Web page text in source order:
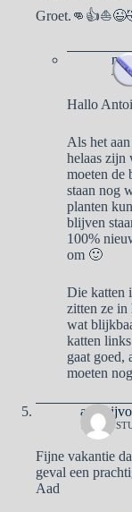
4
Hallo
Als het
helaas zijn
moeten de
staan nog
planten
blijven
100%
om 🙂
Die katten
zitten ze in
wat
katten
gaat goed,
moeten
aad
1
Fijne vakantie
geval een
Aad